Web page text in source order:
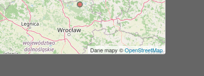
Dane mapy ©OpenStreetMap